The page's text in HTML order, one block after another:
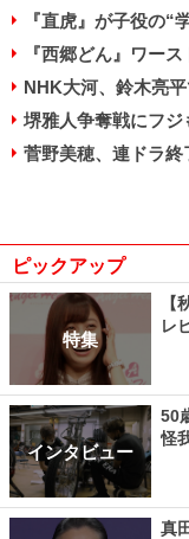
『直虎』が子役の“
『西郷どん』ワー
NHK大河、鈴木亮
堺雅人争奪戦にフ
菅野美穂、連ドラ終
ピックアップ
特集
レ
インタビュー
50
怪
真